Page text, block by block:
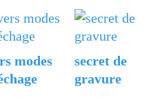
modes
secret de
gravure